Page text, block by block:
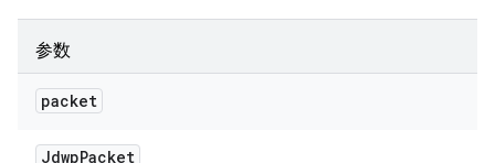
参数
packet
JdwpPacket